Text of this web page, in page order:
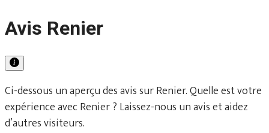
Avis Renier
Ci-dessous un aperçu des avis sur Renier. Quelle est votre
expérience avec Renier ? Laissez-nous un avis et aidez
d’autres visiteurs.